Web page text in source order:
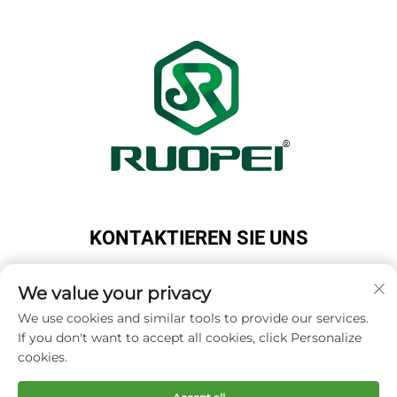
KONTAKTIEREN SIE UNS
City, Jinhua City, Zhejiang Province, China
Tel.:+86-18503033545
E-Mail:[email protected]
We value your privacy
We use cookies and similar tools to provide our services.
If you don't want to accept all cookies, click Personalize
cookies.